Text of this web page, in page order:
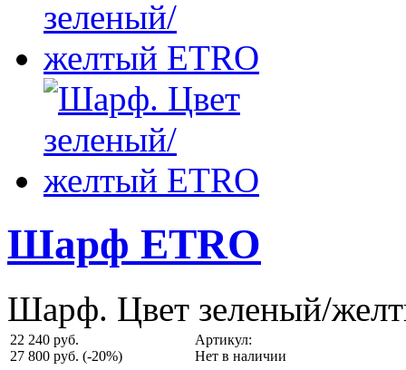
Шарф ETRO
Шарф. Цвет зеленый/
22 240 руб.
27 800 руб. (-20%)
Артикул:
Нет в наличии